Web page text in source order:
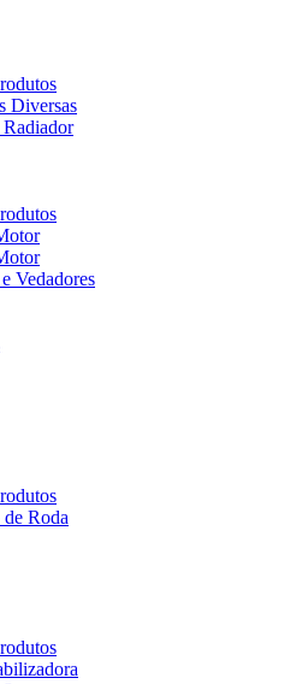
Diversas
Vedadores
Roda